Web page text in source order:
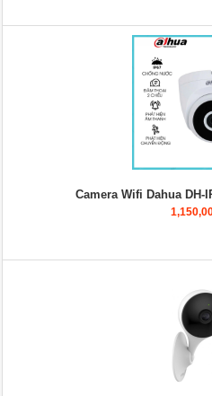
Camera Wifi Dahua DH-